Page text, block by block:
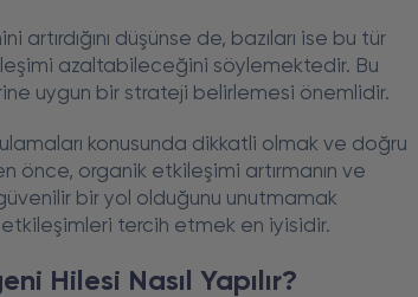
artırdığını düşünse de, bazıları ise bu tür
azaltabileceğini söylemektedir. Bu
uygun bir strateji belirlemesi önemlidir.
konusunda dikkatli olmak ve doğru
önce, organik etkileşimi artırmanın ve
bir yol olduğunu unutmamak
tercih etmek en iyisidir.
Hilesi Nasıl Yapılır?